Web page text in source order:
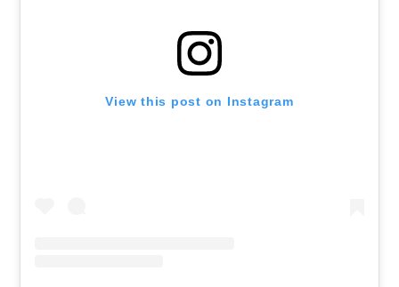
View this post on Instagram